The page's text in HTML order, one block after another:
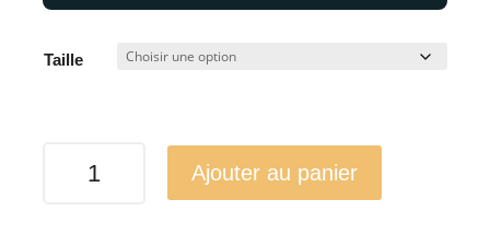
Taille
Ajouter au panier